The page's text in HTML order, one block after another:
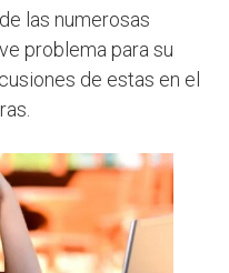
las numerosas
problema para su
de estas en el